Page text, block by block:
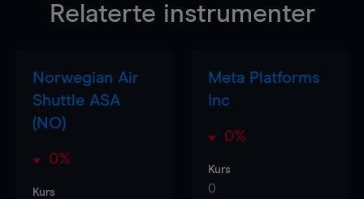
Relaterte instrumenter
Norwegian Air
Shuttle ASA
(NO)
0%
Kurs
Meta Platforms
Inc
0%
Kurs
0